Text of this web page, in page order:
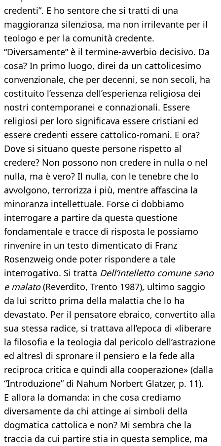
credenti”. E ho sentore che si tratti di una
maggioranza silenziosa, ma non irrilevante per il
teologo e per la comunità credente.
“Diversamente” è il termine-avverbio decisivo. Da
cosa? In primo luogo, direi da un cattolicesimo
convenzionale, che per decenni, se non secoli, ha
costituito l’essenza dell’esperienza religiosa dei
nostri contemporanei e connazionali. Essere
religiosi per loro significava essere cristiani ed
essere credenti essere cattolico-romani. E ora?
Dove si situano queste persone rispetto al
credere? Non possono non credere in nulla o nel
nulla, ma è vero? Il nulla, con le tenebre che lo
avvolgono, terrorizza i più, mentre affascina la
minoranza intellettuale. Forse ci dobbiamo
interrogare a partire da questa questione
fondamentale e tracce di risposta le possiamo
rinvenire in un testo dimenticato di Franz
Rosenzweig onde poter rispondere a tale
interrogativo. Si tratta Dell’intelletto comune sano
e malato(Reverdito, Trento 1987), ultimo saggio
da lui scritto prima della malattia che lo ha
devastato. Per il pensatore ebraico, convertito alla
sua stessa radice, si trattava all’epoca di «liberare
la filosofia e la teologia dal pericolo dell’astrazione
ed altresì di spronare il pensiero e la fede alla
reciproca critica e quindi alla cooperazione» (dalla
“Introduzione” di Nahum Norbert Glatzer, p. 11).
E allora la domanda: in che cosa crediamo
diversamente da chi attinge ai simboli della
dogmatica cattolica e non? Mi sembra che la
traccia da cui partire stia in questa semplice, ma